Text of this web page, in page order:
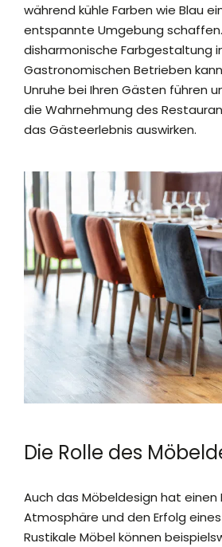
während kühle Farben wie Blau
entspannte Umgebung schaffen.
disharmonische Farbgestaltung
Gastronomischen Betrieben
Unruhe bei Ihren Gästen führen
die Wahrnehmung des
das Gästeerlebnis auswirken.
Die Rolle des
Auch das Möbeldesign hat einen
Atmosphäre und den Erfolg
Rustikale Möbel können